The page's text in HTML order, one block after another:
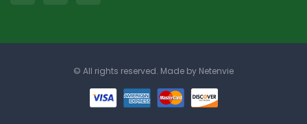
© All rights reserved. Made by Netenvie